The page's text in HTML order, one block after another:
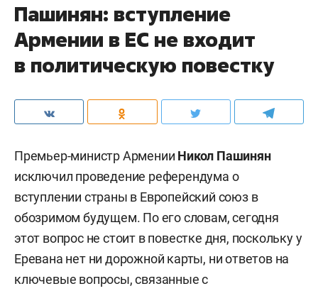
Пашинян: вступление
Армении в ЕС не входит
в политическую повестку
Премьер-министр Армении Никол Пашинян
исключил проведение референдума о
вступлении страны в Европейский союз в
обозримом будущем. По его словам, сегодня
этот вопрос не стоит в повестке дня, поскольку у
Еревана нет ни дорожной карты, ни ответов на
ключевые вопросы, связанные с